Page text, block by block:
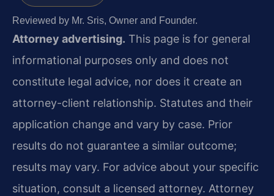
Reviewed by Mr. Sris, Owner and Founder.
Attorney advertising. This page is for general
informational purposes only and does not
constitute legal advice, nor does it create an
attorney-client relationship. Statutes and their
application change and vary by case. Prior
results do not guarantee a similar outcome;
results may vary. For advice about your specific
situation, consult a licensed attorney. Attorney